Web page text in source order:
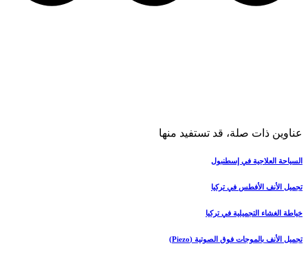
عناوين ذات صلة، قد تستفيد منها
السياحة العلاجية في إسطنبول
تجميل الأنف الأفطس في تركيا
خياطة الغشاء التجميلية في تركيا
تجميل الأنف بالموجات فوق الصوتية (Piezo)